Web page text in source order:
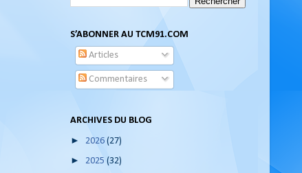
S’ABONNER AU TCM91.COM
Articles
Commentaires
ARCHIVES DU BLOG
► 2026 (27)
► 2025 (32)